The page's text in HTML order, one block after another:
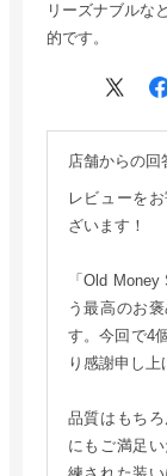
リーズナブルな
的です。
店舗からの回
レビューを
ざいます！
「Old
う最高のお
す。今回で4
り感謝申し上
品質はもち
にもご満足